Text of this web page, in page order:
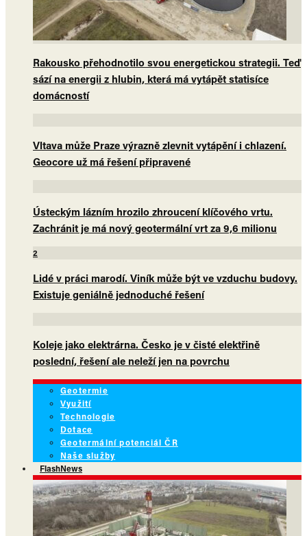
Rakousko přehodnotilo svou energetickou strategii. Teď
sází na energii z hlubin, která má vytápět statisíce
domácností
Vltava může Praze výrazně zlevnit vytápění i chlazení.
Geocore už má řešení připravené
Ústeckým lázním hrozilo zhroucení klíčového vrtu.
Zachránit je má nový geotermální vrt za 9,6 milionu
2
Lidé v práci marodí. Viník může být ve vzduchu budovy.
Existuje geniálně jednoduché řešení
Koleje jako elektrárna. Česko je v čisté elektřině
poslední, řešení ale neleží jen na povrchu
Geotermie
Využití
Technologie
Dotace
Geotermální potenciál ČR
Naše služby
FlashNews